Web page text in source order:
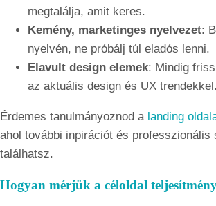
megtalálja, amit keres.
Kemény, marketinges nyelvezet:
nyelvén, ne próbálj túl eladós lenni.
Elavult design elemek: Mindig
az aktuális design és UX trendekkel.
Érdemes tanulmányoznod a landing
ahol további inpirációt és professzionális
találhatsz.
Hogyan mérjük a céloldal